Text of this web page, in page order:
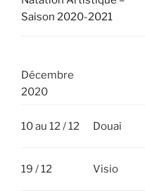
Décembre
2020
10 au 12 / 12 Douai
19 / 12 Visio